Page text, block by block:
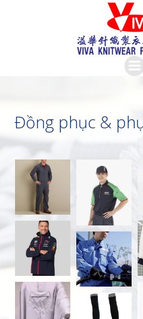
to
Đồng phục &